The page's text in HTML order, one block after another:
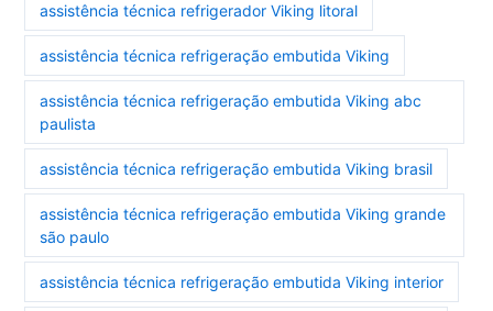
assistência técnica refrigerador Viking litoral
assistência técnica refrigeração embutida Viking
assistência técnica refrigeração embutida Viking abc
paulista
assistência técnica refrigeração embutida Viking brasil
assistência técnica refrigeração embutida Viking grande
são paulo
assistência técnica refrigeração embutida Viking interior